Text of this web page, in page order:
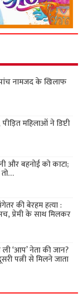
नामजद के खिलाफ
महिलाओं ने डिप्टी
और बहनोई को काटा;
की बेरहम हत्या :
प्रेमी के साथ मिलकर
‘आप’ नेता की जान?
पत्नी से मिलने जाता